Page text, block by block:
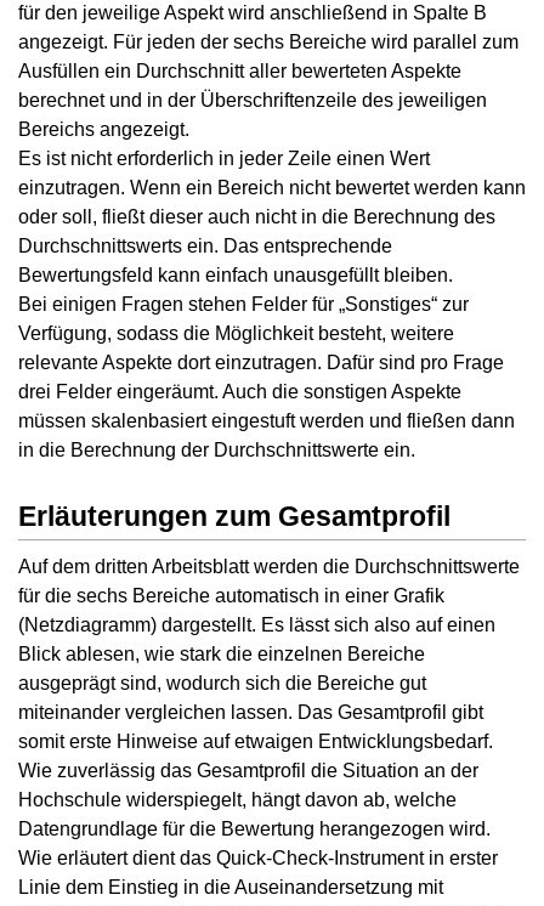
für den jeweilige Aspekt wird anschließend in Spalte B
angezeigt. Für jeden der sechs Bereiche wird parallel zum
Ausfüllen ein Durchschnitt aller bewerteten Aspekte
berechnet und in der Überschriftenzeile des jeweiligen
Bereichs angezeigt.
Es ist nicht erforderlich in jeder Zeile einen Wert
einzutragen. Wenn ein Bereich nicht bewertet werden kann
oder soll, fließt dieser auch nicht in die Berechnung des
Durchschnittswerts ein. Das entsprechende
Bewertungsfeld kann einfach unausgefüllt bleiben.
Bei einigen Fragen stehen Felder für „Sonstiges“ zur
Verfügung, sodass die Möglichkeit besteht, weitere
relevante Aspekte dort einzutragen. Dafür sind pro Frage
drei Felder eingeräumt. Auch die sonstigen Aspekte
müssen skalenbasiert eingestuft werden und fließen dann
in die Berechnung der Durchschnittswerte ein.
Erläuterungen zum Gesamtprofil
Auf dem dritten Arbeitsblatt werden die Durchschnittswerte
für die sechs Bereiche automatisch in einer Grafik
(Netzdiagramm) dargestellt. Es lässt sich also auf einen
Blick ablesen, wie stark die einzelnen Bereiche
ausgeprägt sind, wodurch sich die Bereiche gut
miteinander vergleichen lassen. Das Gesamtprofil gibt
somit erste Hinweise auf etwaigen Entwicklungsbedarf.
Wie zuverlässig das Gesamtprofil die Situation an der
Hochschule widerspiegelt, hängt davon ab, welche
Datengrundlage für die Bewertung herangezogen wird.
Wie erläutert dient das Quick-Check-Instrument in erster
Linie dem Einstieg in die Auseinandersetzung mit